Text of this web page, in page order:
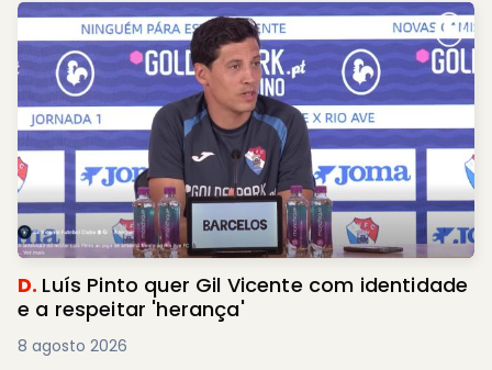
D. Luís Pinto quer Gil Vicente com identidade
e a respeitar 'herança'
8 agosto 2026